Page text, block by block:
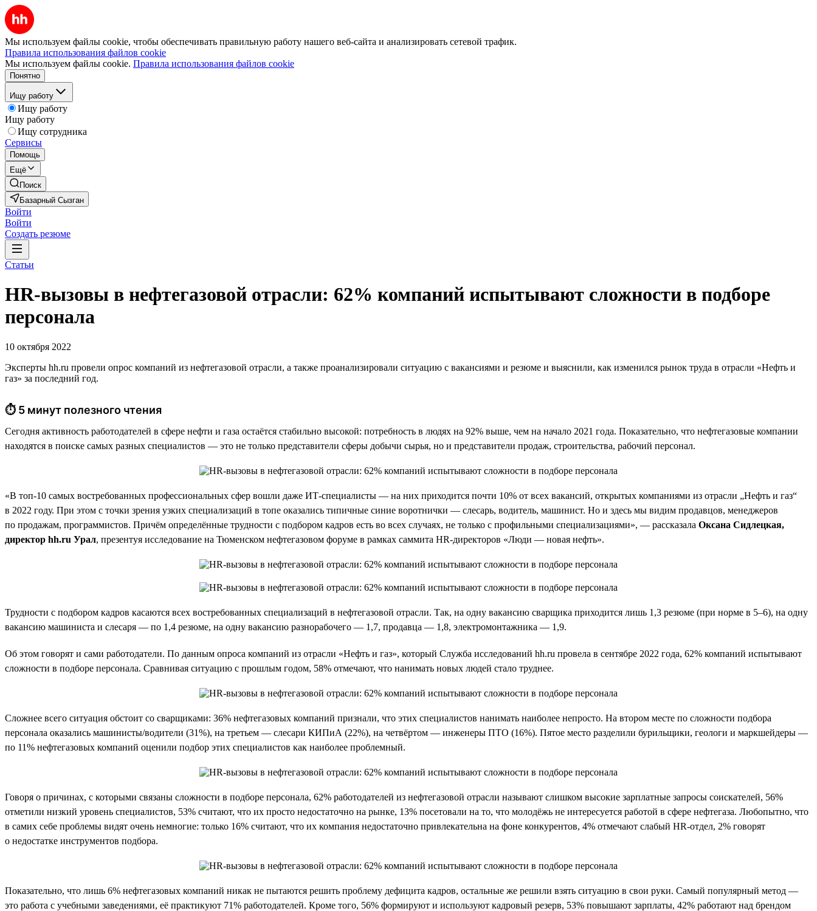
Мы используем файлы cookie, чтобы обеспечивать правильную работу нашего веб-сайта и анализировать сетевой трафик.
Правила использования файлов cookie
Мы используем файлы cookie. Правила использования файлов cookie
Понятно
Ищу работу
Ищу работу
Ищу работу
Ищу сотрудника
Сервисы
Помощь
Ещё
Поиск
Базарный Сызган
Войти
Войти
Создать резюме
Статьи
HR-вызовы в нефтегазовой отрасли: 62% компаний испытывают сложности в подборе
персонала
10 октября 2022
Эксперты hh.ru провели опрос компаний из нефтегазовой отрасли, а также проанализировали ситуацию с вакансиями и резюме и выяснили, как изменился рынок труда в отрасли «Нефть и
газ» за последний год.
⏱ 5 минут полезного чтения
Сегодня активность работодателей в сфере нефти и газа остаётся стабильно высокой: потребность в людях на 92% выше, чем на начало 2021 года. Показательно, что нефтегазовые компании
находятся в поиске самых разных специалистов — это не только представители сферы добычи сырья, но и представители продаж, строительства, рабочий персонал.
«В топ-10 самых востребованных профессиональных сфер вошли даже ИТ-специалисты — на них приходится почти 10% от всех вакансий, открытых компаниями из отрасли „Нефть и газ“
в 2022 году. При этом с точки зрения узких специализаций в топе оказались типичные синие воротнички — слесарь, водитель, машинист. Но и здесь мы видим продавцов, менеджеров
по продажам, программистов. Причём определённые трудности с подбором кадров есть во всех случаях, не только с профильными специализациями», — рассказала Оксана Сидлецкая,
директор hh.ru Урал, презентуя исследование на Тюменском нефтегазовом форуме в рамках саммита HR-директоров «Люди — новая нефть».
Трудности с подбором кадров касаются всех востребованных специализаций в нефтегазовой отрасли. Так, на одну вакансию сварщика приходится лишь 1,3 резюме (при норме в 5–6), на одну
вакансию машиниста и слесаря — по 1,4 резюме, на одну вакансию разнорабочего — 1,7, продавца — 1,8, электромонтажника — 1,9.
Об этом говорят и сами работодатели. По данным опроса компаний из отрасли «Нефть и газ», который Служба исследований hh.ru провела в сентябре 2022 года, 62% компаний испытывают
сложности в подборе персонала. Сравнивая ситуацию с прошлым годом, 58% отмечают, что нанимать новых людей стало труднее.
Сложнее всего ситуация обстоит со сварщиками: 36% нефтегазовых компаний признали, что этих специалистов нанимать наиболее непросто. На втором месте по сложности подбора
персонала оказались машинисты/водители (31%), на третьем — слесари КИПиА (22%), на четвёртом — инженеры ПТО (16%). Пятое место разделили бурильщики, геологи и маркшейдеры —
по 11% нефтегазовых компаний оценили подбор этих специалистов как наиболее проблемный.
Говоря о причинах, с которыми связаны сложности в подборе персонала, 62% работодателей из нефтегазовой отрасли называют слишком высокие зарплатные запросы соискателей, 56%
отметили низкий уровень специалистов, 53% считают, что их просто недостаточно на рынке, 13% посетовали на то, что молодёжь не интересуется работой в сфере нефтегаза. Любопытно, что
в самих себе проблемы видят очень немногие: только 16% считают, что их компания недостаточно привлекательна на фоне конкурентов, 4% отмечают слабый HR-отдел, 2% говорят
о недостатке инструментов подбора.
Показательно, что лишь 6% нефтегазовых компаний никак не пытаются решить проблему дефицита кадров, остальные же решили взять ситуацию в свои руки. Самый популярный метод —
это работа с учебными заведениями, её практикуют 71% работодателей. Кроме того, 56% формируют и используют кадровый резерв, 53% повышают зарплаты, 42% работают над брендом